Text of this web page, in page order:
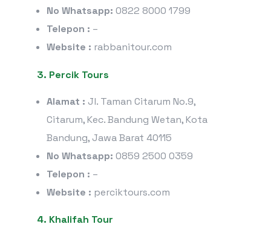
No Whatsapp: 0822 8000 1799
Telepon : –
Website : rabbanitour.com
3. Percik Tours
Alamat : Jl. Taman Citarum No.9,
Citarum, Kec. Bandung Wetan, Kota
Bandung, Jawa Barat 40115
No Whatsapp: 0859 2500 0359
Telepon : –
Website : perciktours.com
4. Khalifah Tour